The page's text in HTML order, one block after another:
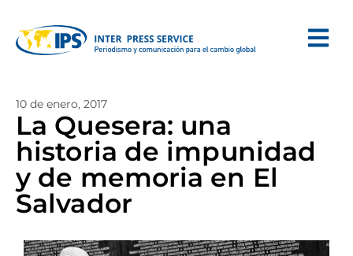
10 de enero, 2017
La Quesera: una
historia de impunidad
y de memoria en El
Salvador